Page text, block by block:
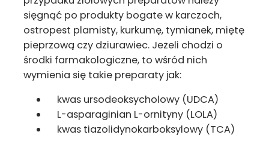
sięgnąć po produkty bogate w karczoch,
ostropest plamisty, kurkumę, tymianek, miętę
pieprzową czy dziurawiec. Jeżeli chodzi o
środki farmakologiczne, to wśród nich
wymienia się takie preparaty jak:
kwas ursodeoksycholowy (UDCA)
L-asparaginian L-ornityny (LOLA)
kwas tiazolidynokarboksylowy (TCA)